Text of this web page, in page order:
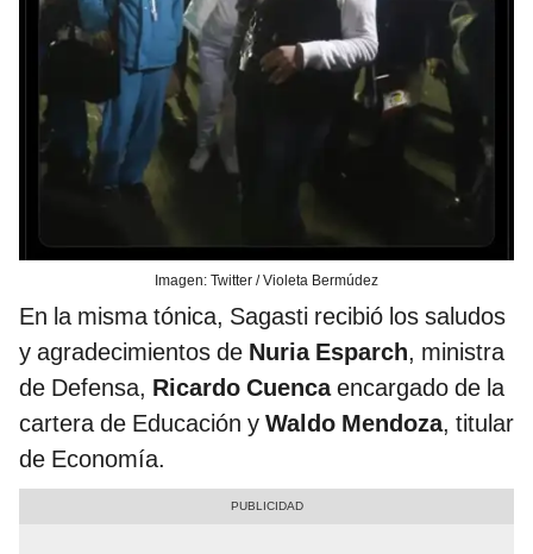
Imagen: Twitter / Violeta Bermúdez
En la misma tónica, Sagasti recibió los saludos
y agradecimientos de Nuria Esparch, ministra
de Defensa, Ricardo Cuencaencargado de la
cartera de Educación y Waldo Mendoza, titular
de Economía.